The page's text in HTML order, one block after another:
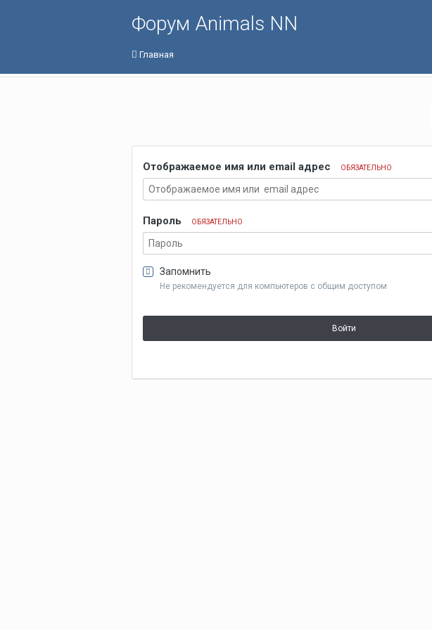
Форум Animals NN
Главная
Отображаемое имя или email адрес ОБЯЗАТЕЛЬНО
Пароль ОБЯЗАТЕЛЬНО
Запомнить
Не рекомендуется для компьютеров с общим доступом
Войти